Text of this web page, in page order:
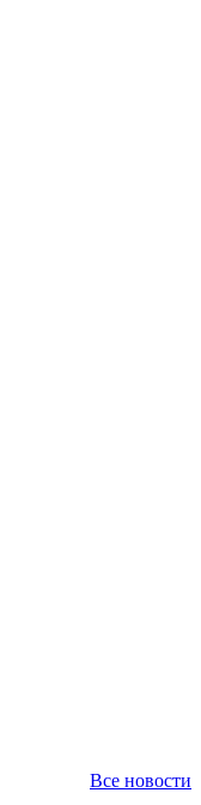
Все новости